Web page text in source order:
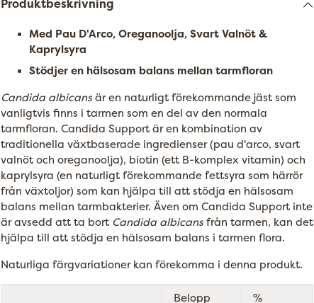
Produktbeskrivning
Med Pau D'Arco, Oreganoolja, Svart Valnöt &
Kaprylsyra
Stödjer en hälsosam balans mellan tarmfloran
Candida albicansär en naturligt förekommande jäst som
vanligtvis finns i tarmen som en del av den normala
tarmfloran. Candida Support är en kombination av
traditionella växtbaserade ingredienser (pau d'arco, svart
valnöt och oreganoolja), biotin (ett B-komplex vitamin) och
kaprylsyra (en naturligt förekommande fettsyra som härrör
från växtoljor) som kan hjälpa till att stödja en hälsosam
balans mellan tarmbakterier. Även om Candida Support inte
är avsedd att ta bort Candida albicansfrån tarmen, kan det
hjälpa till att stödja en hälsosam balans i tarmen flora.
Naturliga färgvariationer kan förekomma i denna produkt.
Belopp
%